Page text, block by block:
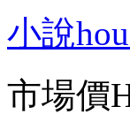
小說
市場價